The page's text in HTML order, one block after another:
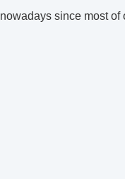
since most of